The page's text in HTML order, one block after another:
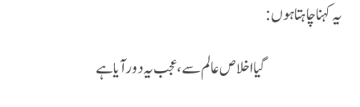
یہ کہنا چاہتا ہوں :
گیا اخلاص عالم سے، عجب یہ دور آیا ہے